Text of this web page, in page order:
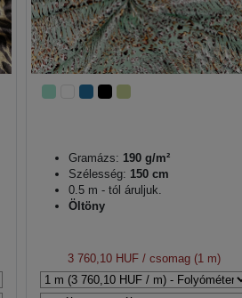
Gramázs: 190 g/m²
Szélesség: 150 cm
0.5 m - tól áruljuk.
Öltöny
3 760,10 HUF / csomag (1 m)